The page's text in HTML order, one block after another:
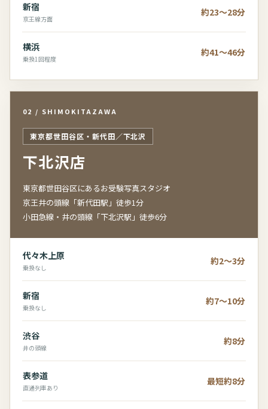
新宿
京王線方面
約23～28分
横浜
乗換1回程度
約41～46分
02 / SHIMOKITAZAWA
東京都世田谷区・新代田／下北沢
下北沢店
東京都世田谷区にあるお受験写真スタジオ
京王井の頭線「新代田駅」徒歩1分
小田急線・井の頭線「下北沢駅」徒歩6分
代々木上原
乗換なし
約2～3分
新宿
乗換なし
約7～10分
渋谷
井の頭線
約8分
表参道
直通列車あり
最短約8分